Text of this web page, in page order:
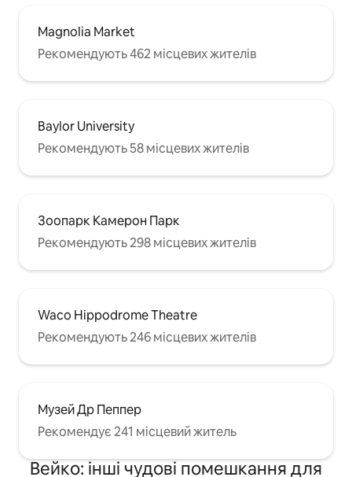
Magnolia Market
Рекомендують 462 місцевих жителів
Baylor University
Рекомендують 58 місцевих жителів
Зоопарк Камерон Парк
Рекомендують 298 місцевих жителів
Waco Hippodrome Theatre
Рекомендують 246 місцевих жителів
Музей Др Пеппер
Рекомендує 241 місцевий житель
Вейко: інші чудові помешкання для